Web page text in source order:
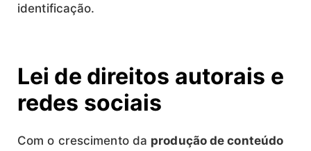
identificação.
Lei de direitos autorais e
redes sociais
Com o crescimento da produção de conteúdo